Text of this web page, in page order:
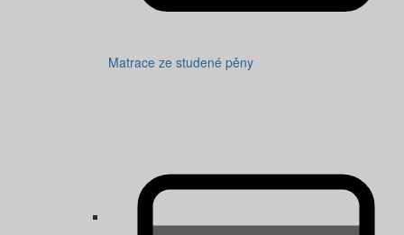
Matrace ze studené pěny